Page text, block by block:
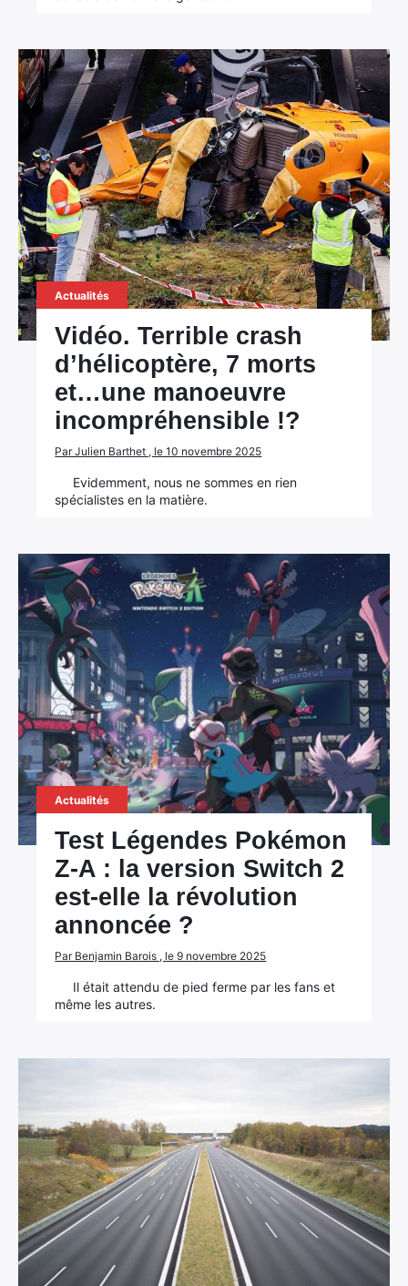
Actualités
Vidéo. Terrible crash
d’hélicoptère, 7 morts
et…une manoeuvre
incompréhensible !?
Par Julien Barthet , le 10 novembre 2025
Evidemment, nous ne sommes en rien
spécialistes en la matière.
Actualités
Test Légendes Pokémon
Z-A : la version Switch 2
est-elle la révolution
annoncée ?
Par Benjamin Barois , le 9 novembre 2025
Il était attendu de pied ferme par les fans et
même les autres.